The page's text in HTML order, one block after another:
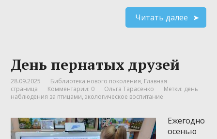
Читать далее
День пернатых друзей
28.09.2025 Библиотека нового поколения, Главная
страница
Комментарии: 0 Ольга Тарасенко Метки: день
наблюдения за птицами,экологическое воспитание
Ежегодно
осенью